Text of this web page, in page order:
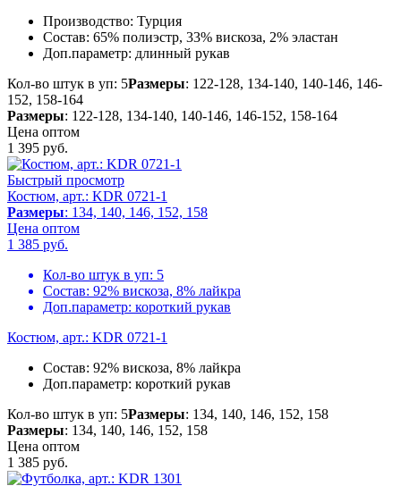
Производство: Турция
Состав: 65% полиэстр, 33% вискоза, 2% эластан
Доп.параметр: длинный рукав
Кол-во штук в уп: 5Размеры: 122-128, 134-140, 140-146, 146-
152, 158-164
Размеры: 122-128, 134-140, 140-146, 146-152, 158-164
Цена оптом
1 395 руб.
Быстрый просмотр
Костюм, арт.: KDR 0721-1
Размеры: 134, 140, 146, 152, 158
Цена оптом
1 385 руб.
Кол-во штук в уп: 5
Состав: 92% вискоза, 8% лайкра
Доп.параметр: короткий рукав
Костюм, арт.: KDR 0721-1
Состав: 92% вискоза, 8% лайкра
Доп.параметр: короткий рукав
Кол-во штук в уп: 5Размеры: 134, 140, 146, 152, 158
Размеры: 134, 140, 146, 152, 158
Цена оптом
1 385 руб.